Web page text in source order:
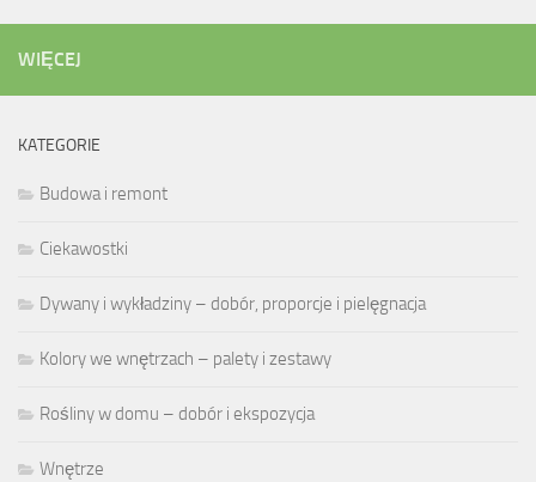
WIĘCEJ
KATEGORIE
Budowa i remont
Ciekawostki
Dywany i wykładziny – dobór, proporcje i pielęgnacja
Kolory we wnętrzach – palety i zestawy
Rośliny w domu – dobór i ekspozycja
Wnętrze